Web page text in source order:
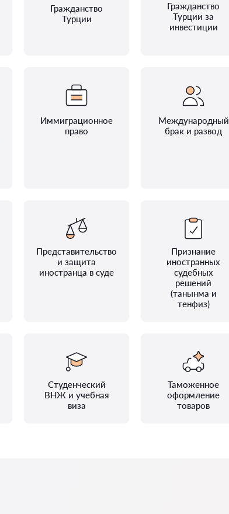
Гражданство
Турции
Гражданство
Турции за
инвестиции
Иммиграционное
право
Международный
брак и развод
Представительство
и защита
иностранца в суде
Признание
иностранных
судебных
решений
(танынма и
тенфиз)
Студенческий
ВНЖ и учебная
виза
Таможенное
оформление
товаров